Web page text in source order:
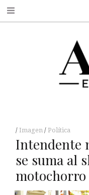
Imagen Política
Intendente
se suma al